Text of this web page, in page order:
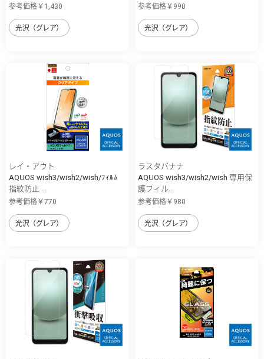
参考価格￥1,430
光沢（グレア）
参考価格￥990
光沢（グレア）
レイ・アウト
AQUOS wish3/wish2/wish/ﾌｨﾙﾑ
指紋防止 ...
参考価格￥770
光沢（グレア）
ラスタバナナ
AQUOS wish3/wish2/wish 専用保
護フィル...
参考価格￥980
光沢（グレア）